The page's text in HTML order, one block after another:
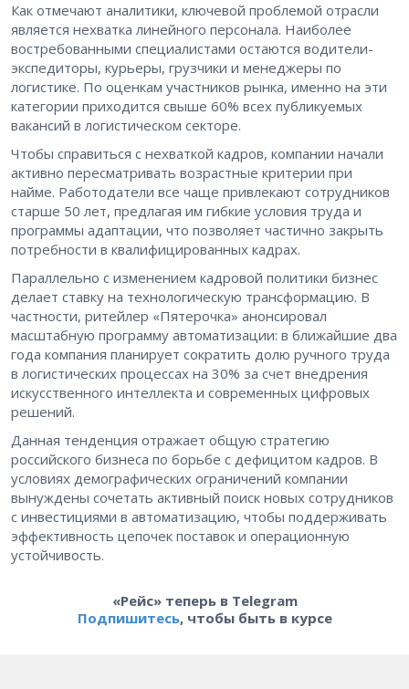
Как отмечают аналитики, ключевой проблемой отрасли
является нехватка линейного персонала. Наиболее
востребованными специалистами остаются водители-
экспедиторы, курьеры, грузчики и менеджеры по
логистике. По оценкам участников рынка, именно на эти
категории приходится свыше 60% всех публикуемых
вакансий в логистическом секторе.
Чтобы справиться с нехваткой кадров, компании начали
активно пересматривать возрастные критерии при
найме. Работодатели все чаще привлекают сотрудников
старше 50 лет, предлагая им гибкие условия труда и
программы адаптации, что позволяет частично закрыть
потребности в квалифицированных кадрах.
Параллельно с изменением кадровой политики бизнес
делает ставку на технологическую трансформацию. В
частности, ритейлер «Пятерочка» анонсировал
масштабную программу автоматизации: в ближайшие два
года компания планирует сократить долю ручного труда
в логистических процессах на 30% за счет внедрения
искусственного интеллекта и современных цифровых
решений.
Данная тенденция отражает общую стратегию
российского бизнеса по борьбе с дефицитом кадров. В
условиях демографических ограничений компании
вынуждены сочетать активный поиск новых сотрудников
с инвестициями в автоматизацию, чтобы поддерживать
эффективность цепочек поставок и операционную
устойчивость.
«Рейс» теперь в Telegram
Подпишитесь, чтобы быть в курсе